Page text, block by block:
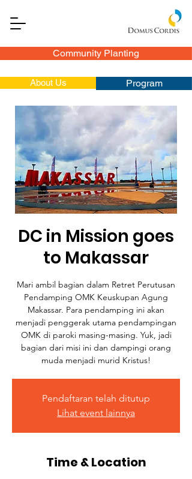
Community Planting
About Us Program
DC in Mission goes
to Makassar
Mari ambil bagian dalam Retret Perutusan
Pendamping OMK Keuskupan Agung
Makassar. Para pendamping ini akan
menjadi penggerak utama pendampingan
OMK di paroki masing-masing. Yuk, jadi
bagian dari misi ini dan dampingi orang
muda menjadi murid Kristus!
Pendaftaran telah ditutup
Lihat event lainnya
Time & Location